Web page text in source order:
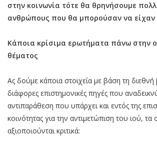
στην κοινωνία τότε θα θρηνήσουμε
ανθρώπους που θα μπορούσαν να είχαν
Κάποια κρίσιμα ερωτήματα πάνω στην
θέματος
Ας δούμε κάποια στοιχεία με βάση τη διεθνή
διάφορες επιστημονικές πηγές που
αντιπαράθεση που υπάρχει και εντός της
κοινότητας για την αντιμετώπιση του ιού,
αξιοποιούνται κριτικά: